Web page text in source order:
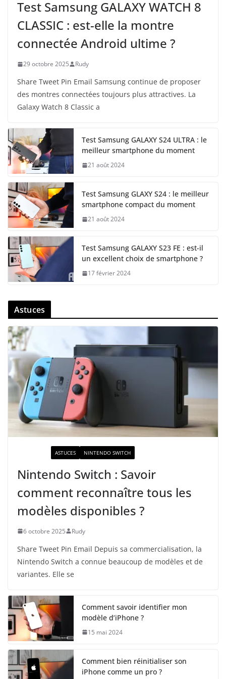
Test Samsung GALAXY WATCH 8
CLASSIC : est-elle la montre
connectée Android ultime ?
29 octobre 2025 Rudy
Share Tweet Pin Email Samsung continue de proposer
des montres connectées toujours plus attractives. La
Galaxy Watch 8 Classic a
Test Samsung GALAXY S24 ULTRA : le
meilleur smartphone du moment
21 août 2024
Test Samsung GLAXY S24 : le meilleur
smartphone compact du moment
21 août 2024
Test Samsung GALAXY S23 FE : est-il
un excellent choix de smartphone ?
17 février 2024
Astuces
ASTUCES NINTENDO SWITCH
Nintendo Switch : Savoir
comment reconnaître tous les
modèles disponibles ?
6 octobre 2025 Rudy
Share Tweet Pin Email Depuis sa commercialisation, la
Nintendo Switch a connue beaucoup de modèles et de
variantes. Elle se
Comment savoir identifier mon
modèle d’iPhone ?
15 mai 2024
Comment bien réinitialiser son
iPhone comme un pro ?